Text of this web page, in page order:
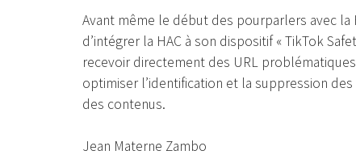
Avant même le début des pourparlers avec la
d’intégrer la HAC à son dispositif « TikTok
recevoir directement des URL
optimiser l’identification et la suppression
des contenus.
Jean Materne Zambo